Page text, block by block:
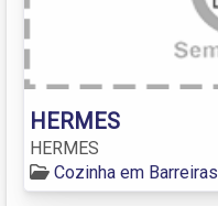
HERMES
HERMES
Cozinha em Barreiras